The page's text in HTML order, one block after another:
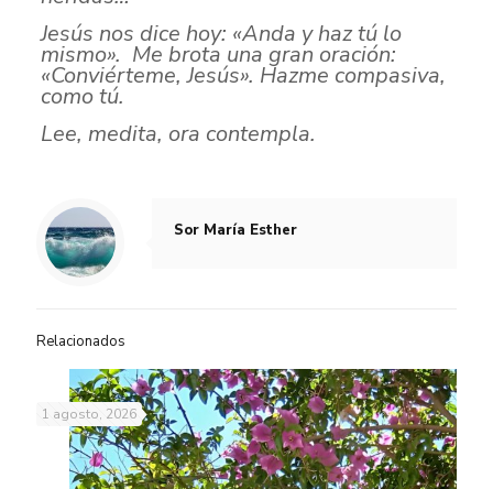
Jesús nos dice hoy: «Anda y haz tú lo
mismo». Me brota una gran oración:
«Conviérteme, Jesús». Hazme compasiva,
como tú.
Lee, medita, ora contempla.
Sor María Esther
Relacionados
1 agosto, 2026